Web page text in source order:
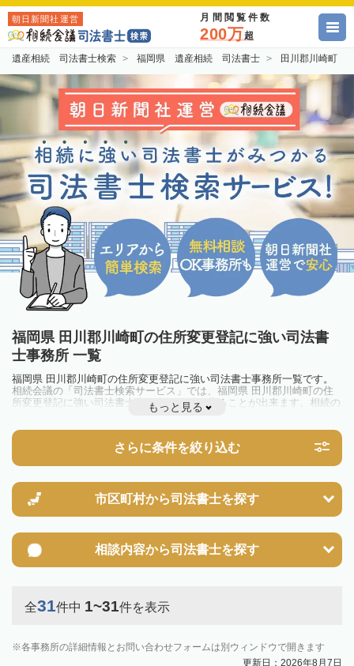
朝日新聞社運営 月間閲覧件数
200万超
遺産相続 司法書士検索 福岡県 遺産相続 司法書士 田川郡川崎町
福岡県 田川郡川崎町の住所変更登記に強い司法書
士事務所 一覧
福岡県 田川郡川崎町の住所変更登記に強い司法書士事務所一覧です。
相続会議の「司法書士検索サービス」では、福岡県 田川郡川崎町の住
所変更登記に強い司法書士事務所を一覧で見ることが出来ます。相続の
トラブルやお悩みを抱えている方は一度近隣の司法書士に相談してみま
もっと見る
さらに条件を絞り込む
市区町村から司法書士を探す
相談内容から司法書士を探す
全31件中 1~31件を表示
各事務所の詳細情報とお問い合わせフォームは別ウィンドウで開きます
更新日：2026年8月7日